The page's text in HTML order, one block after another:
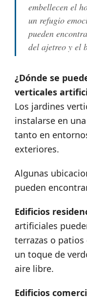
embellecen el
un refugio
pueden
del ajetreo y el
¿Dónde se
verticales
Los jardines
instalarse en
tanto en
exteriores.
Algunas
pueden
Edificios
artificiales
terrazas o patios
un toque de
aire libre.
Edificios